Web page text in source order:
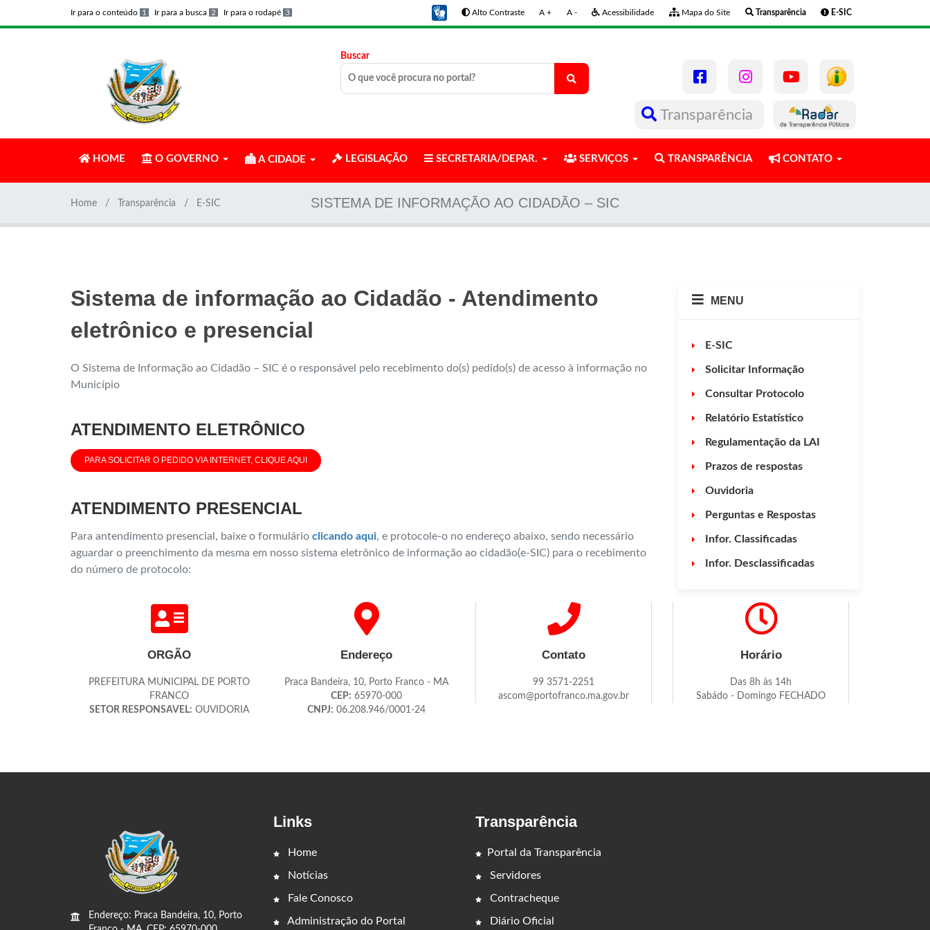
Ir para o conteúdo 1 Ir para a busca 2 Ir para o rodapé 3 Alto Contraste A + A - Acessibilidade Mapa do Site Transparência E-SIC
Buscar
Transparência
HOME O GOVERNO A CIDADE LEGISLAÇÃO SECRETARIA/DEPAR. SERVIÇOS TRANSPARÊNCIA CONTATO
SISTEMA DE INFORMAÇÃO AO CIDADÃO – SIC
Home Transparência E-SIC
Sistema de informação ao Cidadão - Atendimento
eletrônico e presencial
O Sistema de Informação ao Cidadão – SIC é o responsável pelo recebimento do(s) pedido(s) de acesso à informação no
Município
ATENDIMENTO ELETRÔNICO
PARA SOLICITAR O PEDIDO VIA INTERNET, CLIQUE AQUI
ATENDIMENTO PRESENCIAL
Para antendimento presencial, baixe o formulário clicando aqui, e protocole-o no endereço abaixo, sendo necessário
aguardar o preenchimento da mesma em nosso sistema eletrônico de informação ao cidadão(e-SIC) para o recebimento
do número de protocolo:
MENU
E-SIC
Solicitar Informação
Consultar Protocolo
Relatório Estatístico
Regulamentação da LAI
Prazos de respostas
Ouvidoria
Perguntas e Respostas
Infor. Classificadas
Infor. Desclassificadas
ORGÃO
PREFEITURA MUNICIPAL DE PORTO
FRANCO
SETOR RESPONSAVEL: OUVIDORIA
Endereço
Praca Bandeira, 10, Porto Franco - MA
CEP: 65970-000
CNPJ: 06.208.946/0001-24
Contato
99 3571-2251
ascom@portofranco.ma.gov.br
Horário
Das 8h às 14h
Sabádo - Domingo FECHADO
Endereço: Praca Bandeira, 10, Porto
Links
Home
Notícias
Fale Conosco
Administração do Portal
Transparência
Portal da Transparência
Servidores
Contracheque
Diário Oficial